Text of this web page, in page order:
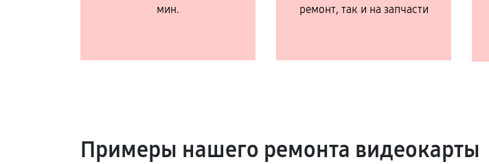
мин.
ремонт, так и на запчасти
Примеры нашего ремонта видеокарты